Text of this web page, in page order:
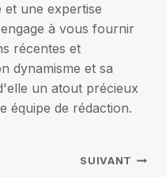
et une expertise
à vous fournir
récentes et
dynamisme et sa
un atout précieux
équipe de rédaction.
SUIVANT